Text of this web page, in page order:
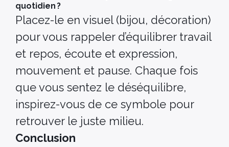
quotidien ?
Placez-le en visuel (bijou, décoration)
pour vous rappeler d’équilibrer travail
et repos, écoute et expression,
mouvement et pause. Chaque fois
que vous sentez le déséquilibre,
inspirez-vous de ce symbole pour
retrouver le juste milieu.
Conclusion